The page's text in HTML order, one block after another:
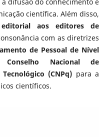
científica. Além disso,
aos editores de
com as diretrizes
de Pessoal de Nível
Conselho Nacional de
(CNPq) para a
científicos.